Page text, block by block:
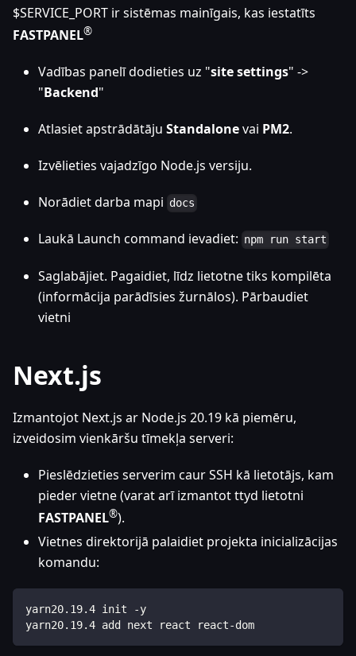
$SERVICE_PORT ir sistēmas mainīgais, kas iestatīts
FASTPANEL®
Vadības panelī dodieties uz "site settings" ->
"Backend"
Atlasiet apstrādātāju Standalonevai PM2.
Izvēlieties vajadzīgo Node.js versiju.
Norādiet darba mapi docs
Laukā Launch command ievadiet: npm run start
Saglabājiet. Pagaidiet, līdz lietotne tiks kompilēta
(informācija parādīsies žurnālos). Pārbaudiet
vietni
Next.js
Izmantojot Next.js ar Node.js 20.19 kā piemēru,
izveidosim vienkāršu tīmekļa serveri:
Pieslēdzieties serverim caur SSH kā lietotājs, kam
pieder vietne (varat arī izmantot ttyd lietotni
FASTPANEL®).
Vietnes direktorijā palaidiet projekta inicializācijas
komandu:
yarn20.19.4 init -y
yarn20.19.4 add next react react-dom